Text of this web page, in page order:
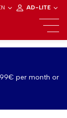
AD-LITE
per month or